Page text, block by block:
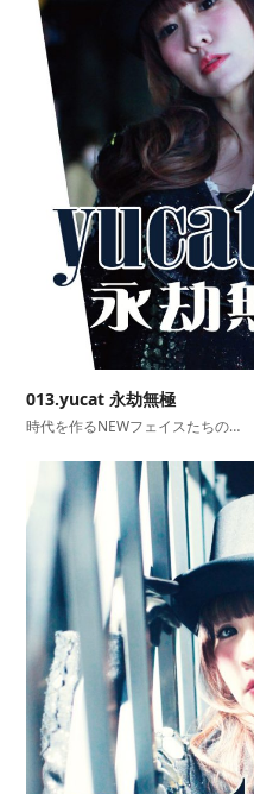
013.yucat 永劫無極
時代を作るNEWフェイスたちの…